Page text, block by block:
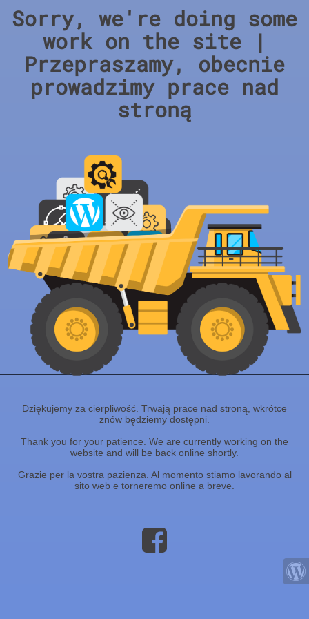
Sorry, we're doing some
work on the site |
Przepraszamy, obecnie
prowadzimy prace nad
stroną
Dziękujemy za cierpliwość. Trwają prace nad stroną, wkrótce
znów będziemy dostępni.
Thank you for your patience. We are currently working on the
website and will be back online shortly.
Grazie per la vostra pazienza. Al momento stiamo lavorando al
sito web e torneremo online a breve.